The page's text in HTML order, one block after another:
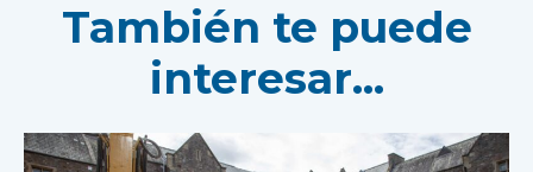
También te puede
interesar...